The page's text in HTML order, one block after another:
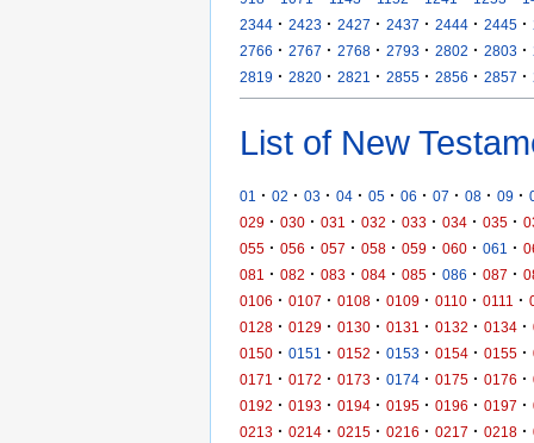
2344 · 2423 · 2427 · 2437 · 2444 · 2445 ·
2766 · 2767 · 2768 · 2793 · 2802 · 2803 ·
2819 · 2820 · 2821 · 2855 · 2856 · 2857 ·
List of New
01 · 02 · 03 · 04 · 05 · 06 · 07 · 08 · 09 ·
029 · 030 · 031 · 032 · 033 · 034 · 035 ·
055 · 056 · 057 · 058 · 059 · 060 · 061 ·
081
· 082 · 083 · 084 · 085 · 086 · 087 ·
0106 · 0107 · 0108 · 0109 · 0110 · 0111 ·
0128 · 0129 · 0130 · 0131 · 0132 · 0134 ·
0150 · 0151 · 0152 · 0153 · 0154 · 0155 ·
0171
· 0172 · 0173 · 0174 · 0175 · 0176 ·
0192 · 0193 · 0194 · 0195 · 0196 · 0197 ·
0213 · 0214 · 0215 · 0216 · 0217 · 0218 ·